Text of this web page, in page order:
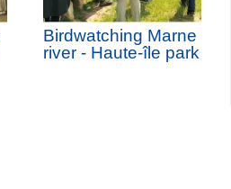
Birdwatching Marne
river - Haute-île park